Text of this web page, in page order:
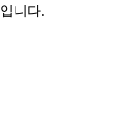
니다.